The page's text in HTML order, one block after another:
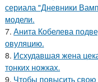
сериала "Дневники
модели.
7. Анита Кобелева
овуляцию.
8. Исхудавшая жена
тонких ножках.
9. Чтобы повысить